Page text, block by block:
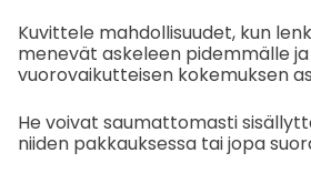
Kuvittele mahdollisuudet, kun
menevät askeleen pidemmälle
vuorovaikutteisen kokemuksen
He voivat saumattomasti
niiden pakkauksessa tai jopa